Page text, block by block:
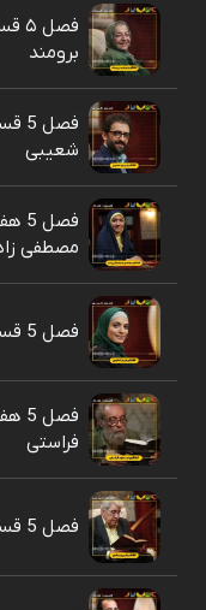
برومند
شعیبی
مصطفی
فصل 5 قسمت 3 - بهار کاتوزی
فراستی
فصل 5 قسمت 4 - بهروز رضوی